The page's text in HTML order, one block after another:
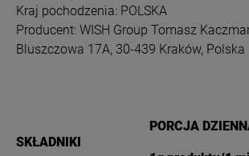
Kraj pochodzenia: POLSKA
Producent: WISH Group Tomasz
Bluszczowa 17A, 30-439 Kraków, Polska
SKŁADNIKI
PORCJA